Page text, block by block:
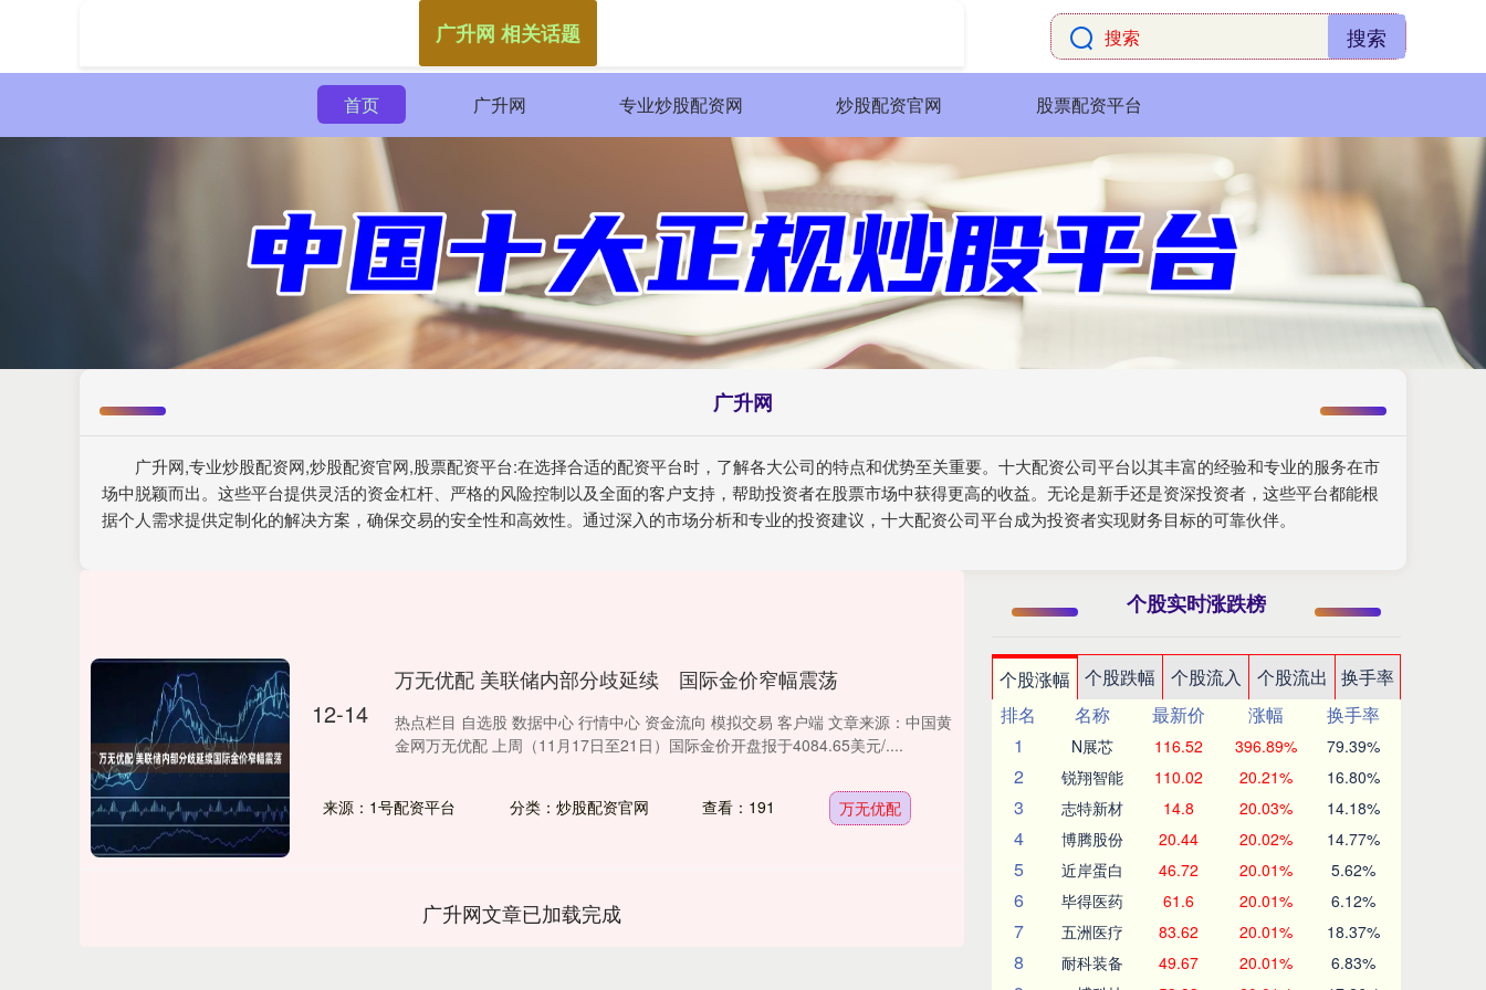
搜索
首页 广升网 专业炒股配资网 炒股配资官网 股票配资平台
广升网
广升网,专业炒股配资网,炒股配资官网,股票配资平台:在选择合适的配资平台时，了解各大公司的特点和优势至关重要。十大配资公司平台以其丰富的经验和专业的服务在市
场中脱颖而出。这些平台提供灵活的资金杠杆、严格的风险控制以及全面的客户支持，帮助投资者在股票市场中获得更高的收益。无论是新手还是资深投资者，这些平台都能根
据个人需求提供定制化的解决方案，确保交易的安全性和高效性。通过深入的市场分析和专业的投资建议，十大配资公司平台成为投资者实现财务目标的可靠伙伴。
广升网 相关话题
12-14
万无优配 美联储内部分歧延续 国际金价窄幅震荡
热点栏目 自选股 数据中心 行情中心 资金流向 模拟交易 客户端 文章来源：中国黄
金网万无优配 上周（11月17日至21日）国际金价开盘报于4084.65美元/....
来源：1号配资平台 分类：炒股配资官网 查看：191 万无优配
广升网文章已加载完成
个股实时涨跌榜
个股涨幅 个股跌幅 个股流入 个股流出
换手率
排名
名称 最新价 涨幅
换手率
1
N展芯 116.52 396.89% 79.39%
2 锐翔智能 110.02 20.21% 16.80%
3 志特新材 14.8 20.03% 14.18%
4 博腾股份 20.44 20.02% 14.77%
5 近岸蛋白 46.72 20.01% 5.62%
6 毕得医药 61.6 20.01% 6.12%
7 五洲医疗 83.62 20.01% 18.37%
8 耐科装备 49.67 20.01% 6.83%